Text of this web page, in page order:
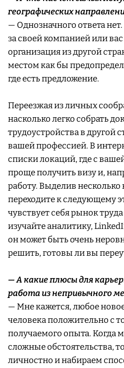
географических
— Однозначного ответа
за своей компанией или
организация из другой
местом как бы
где есть предложение.
Переезжая из личных
насколько легко собрать
трудоустройства в другой
вашей профессией. В
списки локаций, где с
проще получить визу и,
работу. Выделив
переходите к следующему
чувствует себя рынок
изучайте аналитику,
он может быть очень
решить, готовы ли вы
— А какие плюсы для
работа из непривычного
— Мне кажется, любое
человека положительно с
получаемого опыта. Когда
сложные обстоятельства,
личностно и набираем